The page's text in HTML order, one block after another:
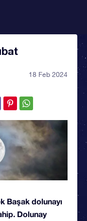
18 Feb 2024
Başak dolunayı
Dolunay